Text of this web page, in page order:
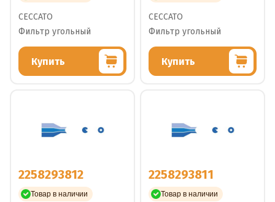
CECCATO
Фильтр угольный
Купить
CECCATO
Фильтр угольный
Купить
2258293812
Товар в наличии
2258293811
Товар в наличии